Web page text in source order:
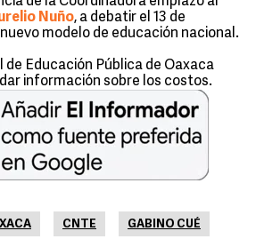
Nuño, a debatir el 13 de
modelo de educación nacional.
Educación Pública de Oaxaca
información sobre los costos.
CNTE GABINO CUÉ